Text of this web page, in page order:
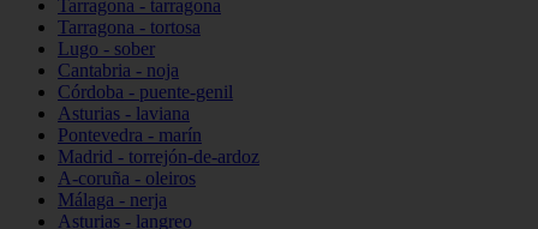
Tarragona - tarragona
Tarragona - tortosa
Lugo - sober
Cantabria - noja
Córdoba - puente-genil
Asturias - laviana
Pontevedra - marín
Madrid - torrejón-de-ardoz
A-coruña - oleiros
Málaga - nerja
Asturias - langreo